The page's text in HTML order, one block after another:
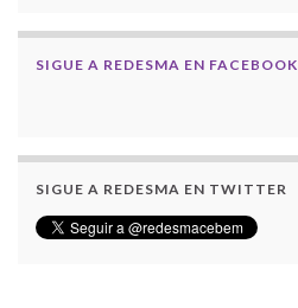
SIGUE A REDESMA EN FACEBOOK
SIGUE A REDESMA EN TWITTER